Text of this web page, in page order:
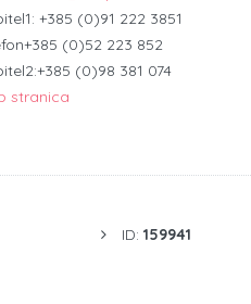
+385 (0)91 222 3851
(0)52 223 852
(0)98 381 074
stranica
ID: 159941